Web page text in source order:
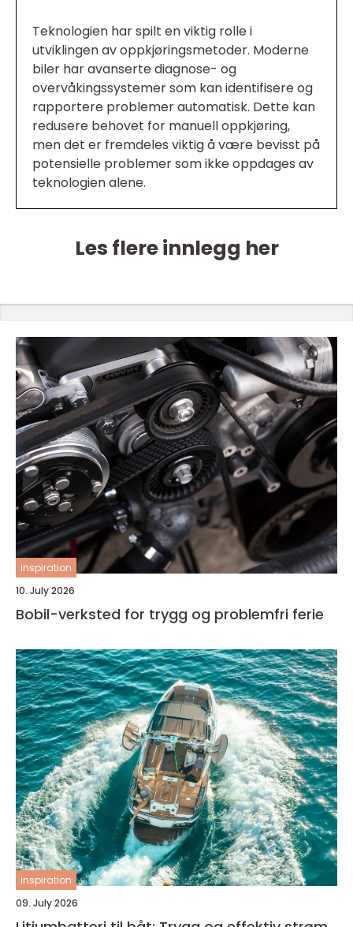
Teknologien har spilt en viktig rolle i
utviklingen av oppkjøringsmetoder. Moderne
biler har avanserte diagnose- og
overvåkingssystemer som kan identifisere og
rapportere problemer automatisk. Dette kan
redusere behovet for manuell oppkjøring,
men det er fremdeles viktig å være bevisst på
potensielle problemer som ikke oppdages av
teknologien alene.
Les flere innlegg her
inspiration
10. July 2026
Bobil-verksted for trygg og problemfri ferie
inspiration
09. July 2026